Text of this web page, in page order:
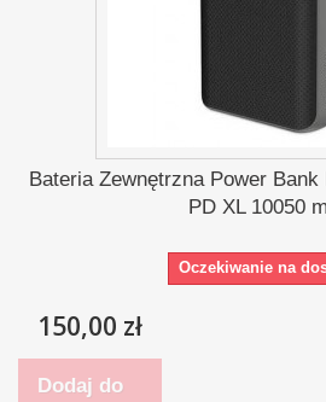
Bateria Zewnętrzna Power
PD XL 10050
Oczekiwanie na
150,00 zł
Dodaj do